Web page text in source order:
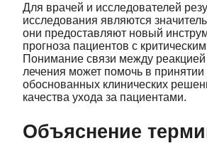
Для врачей и исследователей
исследования являются
они предоставляют новый
прогноза пациентов с
Понимание связи между
лечения может помочь в
обоснованных клинических
качества ухода за пациентами.
Объяснение